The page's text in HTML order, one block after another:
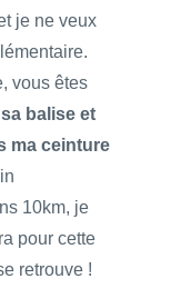
je ne veux
vous êtes
balise et
ma ceinture
10km, je
pour cette
retrouve !